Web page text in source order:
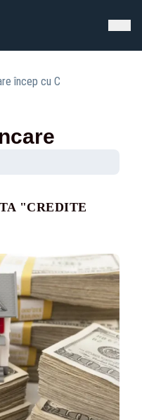
încep cu C
"CREDITE